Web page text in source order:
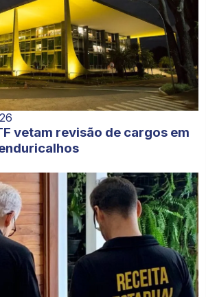
vetam revisão de cargos em